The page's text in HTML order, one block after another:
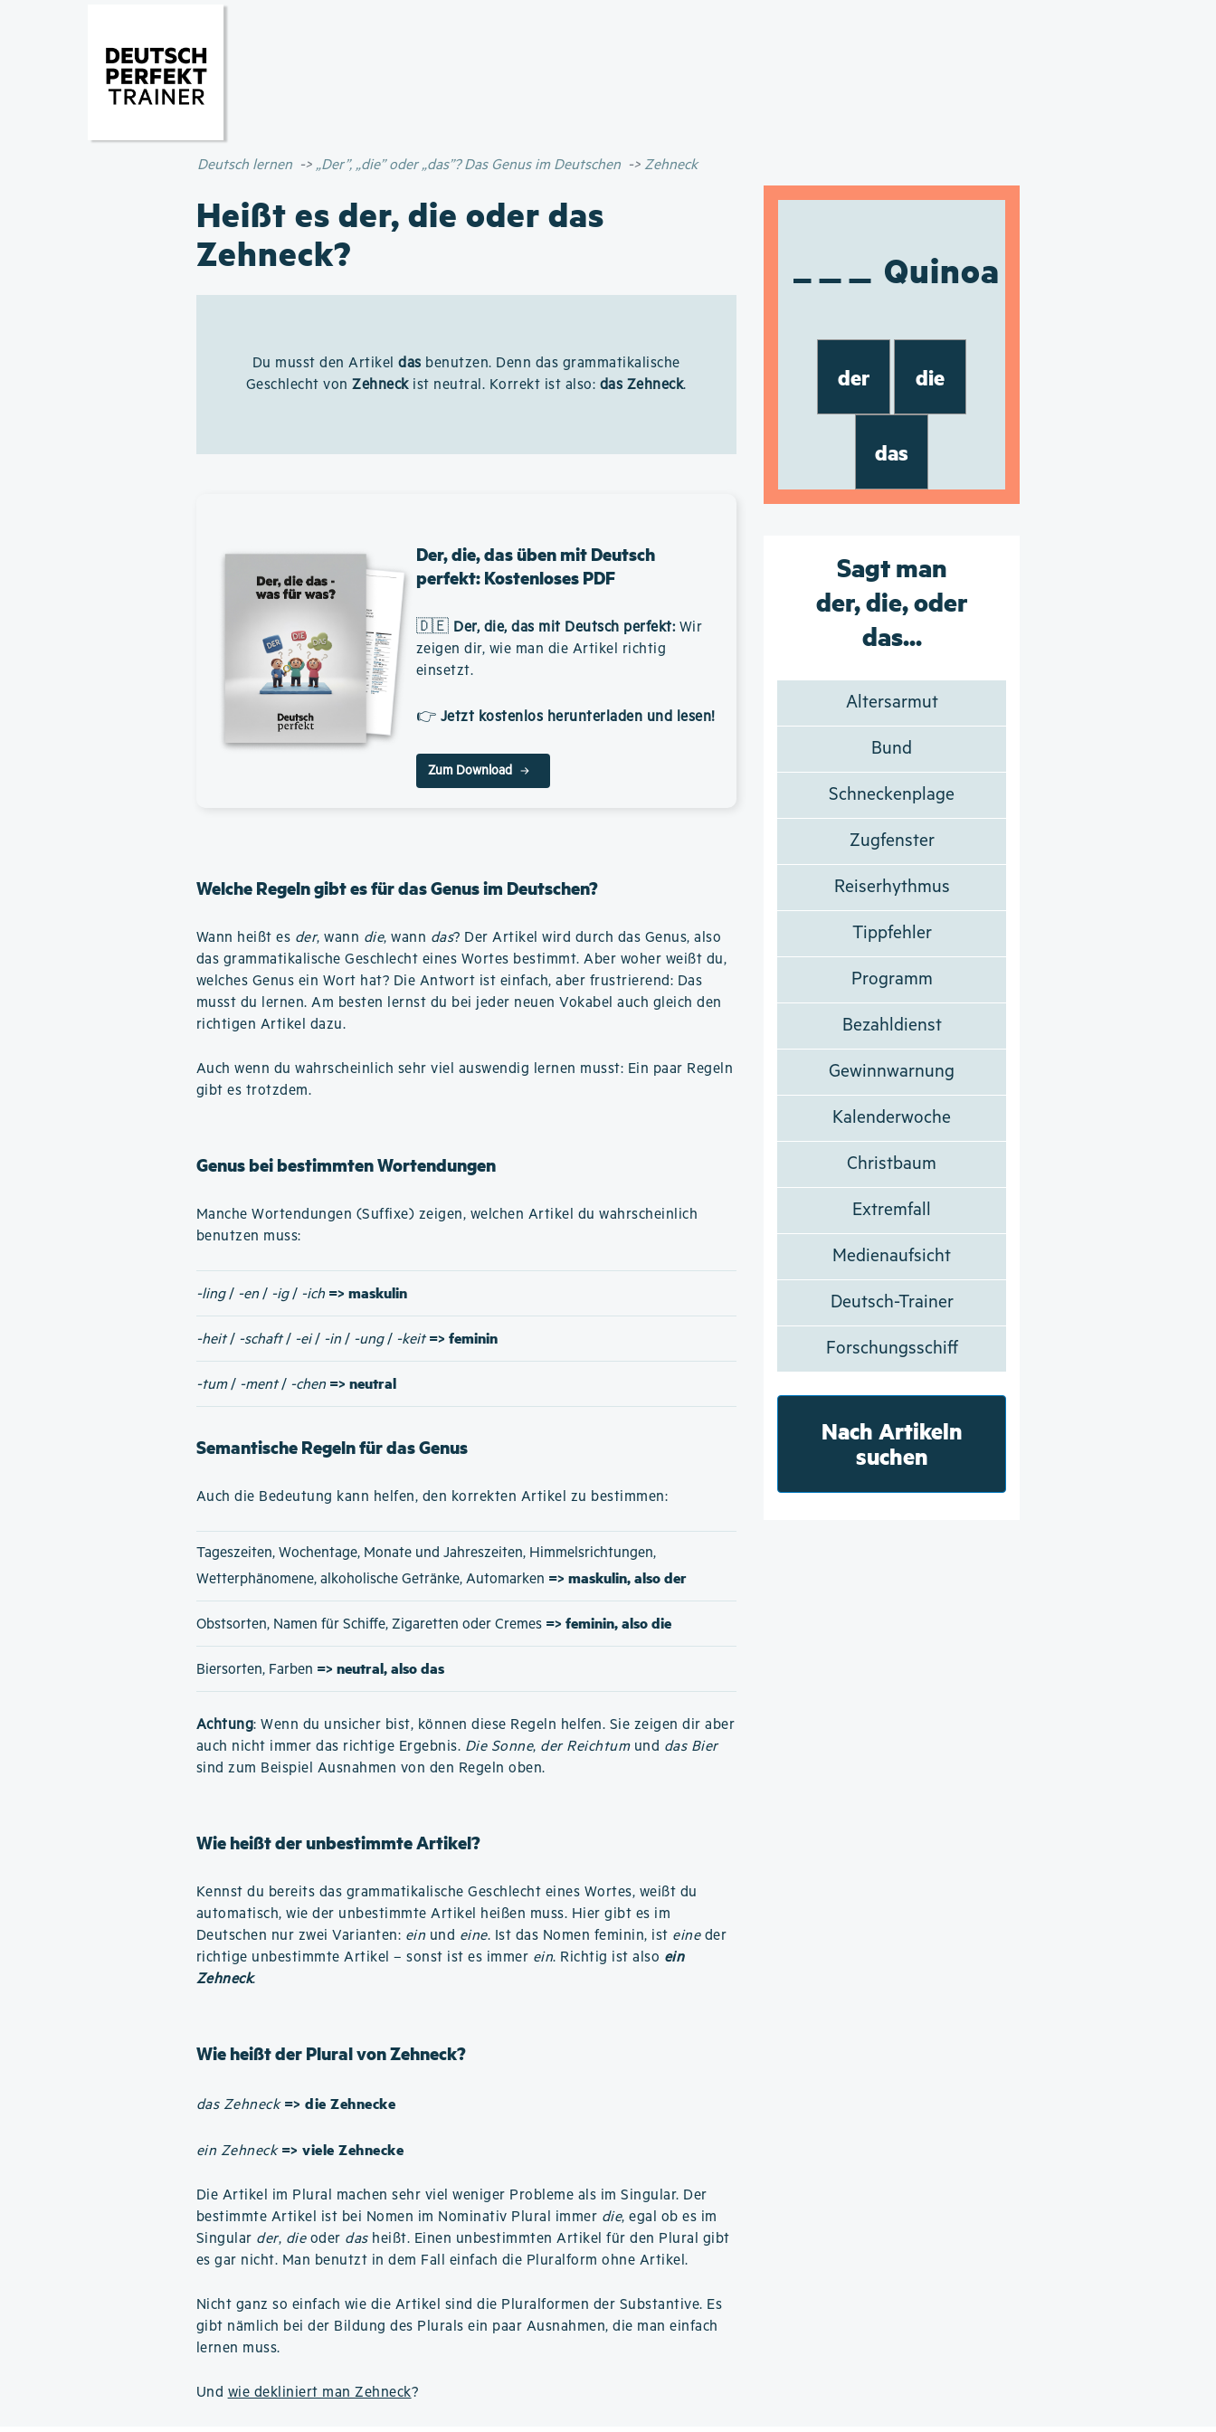
Deutsch lernen „Der”, „die” oder „das”? Das Genus im Deutschen Zehneck
Heißt es der, die oder das
Zehneck?
Du musst den Artikeldas benutzen. Denn das grammatikalische
Geschlecht vonZehneckist neutral. Korrekt ist also: das Zehneck.
Der, die, das üben mit Deutsch
perfekt: Kostenloses PDF
🇩🇪 Der, die, das mit Deutsch perfekt: Wir
zeigen dir, wie man die Artikel richtig
einsetzt.
👉 Jetzt kostenlos herunterladen und lesen!
Zum Download
Welche Regeln gibt es für das Genus im Deutschen?
Wann heißt es der, wann die, wann das? Der Artikel wird durch das Genus, also
das grammatikalische Geschlecht eines Wortes bestimmt. Aber woher weißt du,
welches Genus ein Wort hat? Die Antwort ist einfach, aber frustrierend: Das
musst du lernen. Am besten lernst du bei jeder neuen Vokabel auch gleich den
richtigen Artikel dazu.
Auch wenn du wahrscheinlich sehr viel auswendig lernen musst: Ein paar Regeln
gibt es trotzdem.
Genus bei bestimmten Wortendungen
Manche Wortendungen (Suffixe) zeigen, welchen Artikel du wahrscheinlich
benutzen muss:
-ling/ -en/ -ig/ -ich => maskulin
-heit/ -schaft/ -ei/ -in/ -ung/ -keit => feminin
-tum/ -ment/ -chen => neutral
Semantische Regeln für das Genus
Auch die Bedeutung kann helfen, den korrekten Artikel zu bestimmen:
Tageszeiten, Wochentage, Monate und Jahreszeiten, Himmelsrichtungen,
Wetterphänomene, alkoholische Getränke, Automarken => maskulin, also der
Obstsorten, Namen für Schiffe, Zigaretten oder Cremes => feminin, also die
Biersorten, Farben => neutral, also das
Achtung: Wenn du unsicher bist, können diese Regeln helfen. Sie zeigen dir aber
auch nicht immer das richtige Ergebnis. Die Sonne, der Reichtumund das Bier
sind zum Beispiel Ausnahmen von den Regeln oben.
Wie heißt der unbestimmte Artikel?
Kennst du bereits das grammatikalische Geschlecht eines Wortes, weißt du
automatisch, wie der unbestimmte Artikel heißen muss. Hier gibt es im
Deutschen nur zwei Varianten: ein und eine. Ist das Nomen feminin, ist eineder
richtige unbestimmte Artikel – sonst ist es immer ein. Richtig ist also ein
Zehneck.
Wie heißt der Plural von Zehneck?
das Zehneck => die Zehnecke
ein Zehneck => viele Zehnecke
Die Artikel im Plural machen sehr viel weniger Probleme als im Singular. Der
bestimmte Artikel ist bei Nomen im Nominativ Plural immer die, egal ob es im
Singular der, dieoder dasheißt. Einen unbestimmten Artikel für den Plural gibt
es gar nicht. Man benutzt in dem Fall einfach die Pluralform ohne Artikel.
Nicht ganz so einfach wie die Artikel sind die Pluralformen der Substantive. Es
gibt nämlich bei der Bildung des Plurals ein paar Ausnahmen, die man einfach
lernen muss.
Und wie dekliniert man Zehneck?
Quinoa
der die
das
Sagt man
der, die, oder
das...
Altersarmut
Bund
Schneckenplage
Zugfenster
Reiserhythmus
Tippfehler
Programm
Bezahldienst
Gewinnwarnung
Kalenderwoche
Christbaum
Extremfall
Medienaufsicht
Deutsch-Trainer
Forschungsschiff
Nach Artikeln
suchen